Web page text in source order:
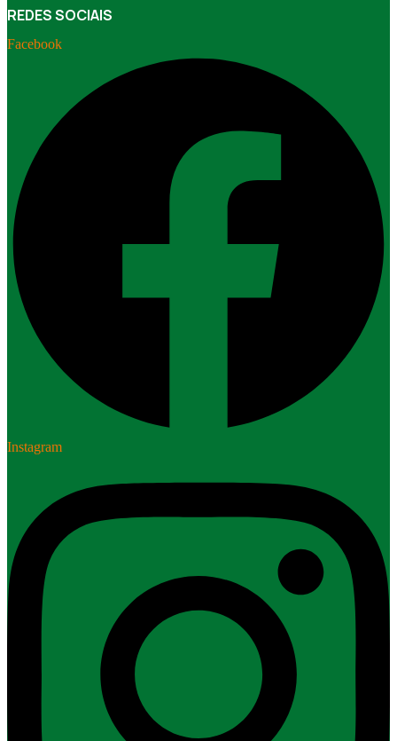
REDES SOCIAIS
Facebook
Instagram